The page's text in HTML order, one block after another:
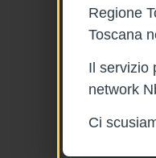
Regione
Toscana
Il servizio
network
Ci